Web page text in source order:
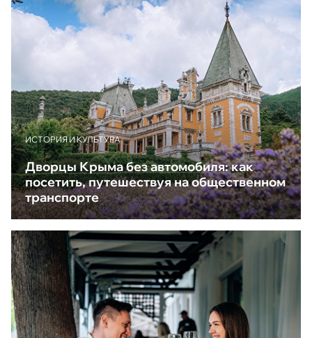
ИСТОРИЯ И КУЛЬТУРА
Дворцы Крыма без автомобиля: как
посетить, путешествуя на общественном
транспорте